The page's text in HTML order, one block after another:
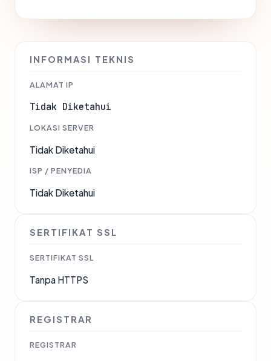
INFORMASI TEKNIS
ALAMAT IP
Tidak Diketahui
LOKASI SERVER
Tidak Diketahui
ISP / PENYEDIA
Tidak Diketahui
SERTIFIKAT SSL
SERTIFIKAT SSL
Tanpa HTTPS
REGISTRAR
REGISTRAR